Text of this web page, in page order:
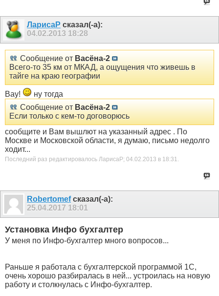
ЛарисаР сказал(-а):
04.02.2013 18:28
Сообщение от Васёна-2
Всего-то 35 км от МКАД, а ощущения что живешь в
тайге на краю географии
Вау!
ну тогда
Сообщение от Васёна-2
Если только с кем-то договорюсь
сообщите и Вам вышлют на указанный адрес . По
Москве и Московской области, я думаю, письмо недолго
ходит...
Последний раз редактировалось ЛарисаР; 04.02.2013 в 18:31
Robertomefсказал(-а):
25.04.2017 18:01
Установка Инфо бухгалтер
У меня по Инфо-бухгалтер много вопросов...
Раньше я работала с бухгалтерской программой 1С,
очень хорошо разбиралась в ней... устроилась на новую
работу и столкнулась с Инфо-бухгалтер.